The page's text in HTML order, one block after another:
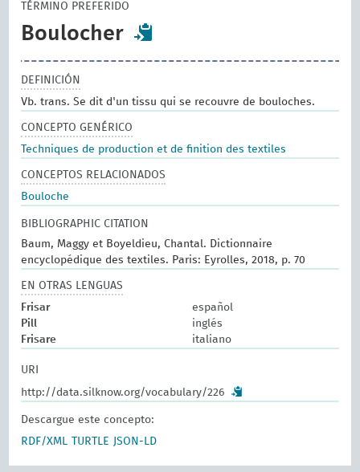
TÉRMINO PREFERIDO
Boulocher
DEFINICIÓN
Vb. trans. Se dit d'un tissu qui se recouvre de bouloches.
CONCEPTO GENÉRICO
Techniques de production et de finition des textiles
CONCEPTOS RELACIONADOS
Bouloche
BIBLIOGRAPHIC CITATION
Baum, Maggy et Boyeldieu, Chantal. Dictionnaire
encyclopédique des textiles. Paris: Eyrolles, 2018, p. 70
EN OTRAS LENGUAS
Frisar
español
Pill
inglés
Frisare
italiano
URI
http://data.silknow.org/vocabulary/226
Descargue este concepto:
RDF/XML
TURTLE JSON-LD